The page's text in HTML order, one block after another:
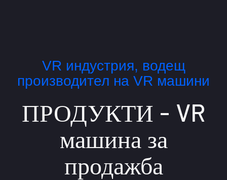
VR индустрия, водещ
производител на VR машини
ПРОДУКТИ - VR
машина за
продажба